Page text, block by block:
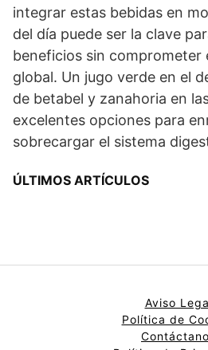
integrar estas bebidas en
del día puede ser la clave
beneficios sin comprometer
global. Un jugo verde en el
de betabel y zanahoria en
excelentes opciones para
sobrecargar el sistema
ÚLTIMOS ARTÍCULOS
Aviso
Política de